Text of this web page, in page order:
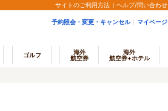
サイトのご利用方法 ヘルプ/問い合わせ
予約照会・変更・キャンセル マイページ
ゴルフ
海外
航空券
海外
航空券+ホテル